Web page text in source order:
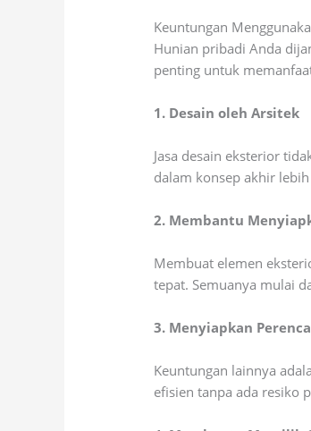
Keuntungan
Hunian pribadi Anda
penting untuk
1. Desain oleh Arsitek
Jasa desain eksterior
dalam konsep akhir
2. Membantu
Membuat elemen
tepat. Semuanya mulai
3. Menyiapkan
Keuntungan lainnya
efisien tanpa ada resiko